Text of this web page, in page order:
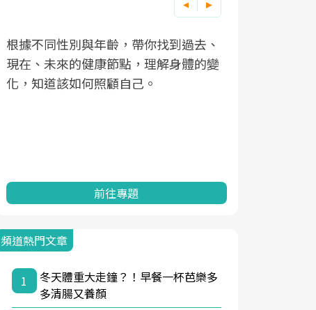
根據不同性別與年齡，帶你找到過去、
現在、未來的健康節點，理解身體的變
化，知道該如何照顧自己。
前往專題
頻道熱門文章
1
冬天體重大走鐘？！早餐一杯芭樂多
多清腸又養顏